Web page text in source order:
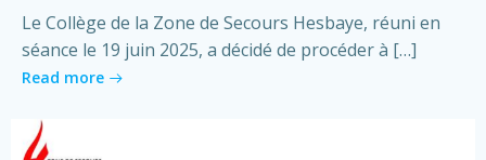
Le Collège de la Zone de Secours Hesbaye, réuni en
séance le 19 juin 2025, a décidé de procéder à […]
Read more